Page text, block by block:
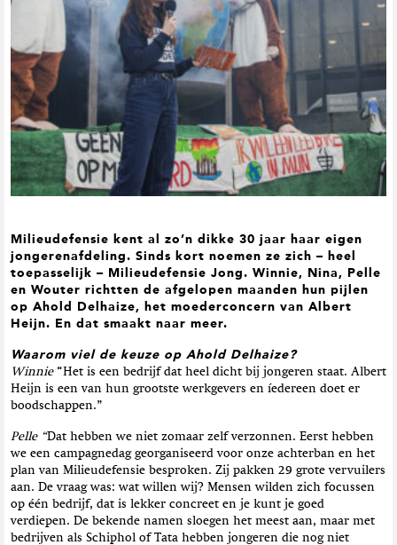
e
Milieudefensie kent al zo’n dikke 30 jaar haar eigen
jongerenafdeling. Sinds kort noemen ze zich – heel
toepasselijk – Milieudefensie Jong. Winnie, Nina, Pelle
en Wouter richtten de afgelopen maanden hun pijlen
op Ahold Delhaize, het moederconcern van Albert
Heijn. En dat smaakt naar meer.
Waarom viel de keuze op Ahold Delhaize?
Winnie “Het is een bedrijf dat heel dicht bij jongeren staat. Albert
Heijn is een van hun grootste werkgevers en íedereen doet er
boodschappen.”
Pelle “Dat hebben we niet zomaar zelf verzonnen. Eerst hebben
we een campagnedag georganiseerd voor onze achterban en het
plan van Milieudefensie besproken. Zij pakken 29 grote vervuilers
aan. De vraag was: wat willen wij? Mensen wilden zich focussen
op één bedrijf, dat is lekker concreet en je kunt je goed
verdiepen. De bekende namen sloegen het meest aan, maar met
bedrijven als Schiphol of Tata hebben jongeren die nog niet